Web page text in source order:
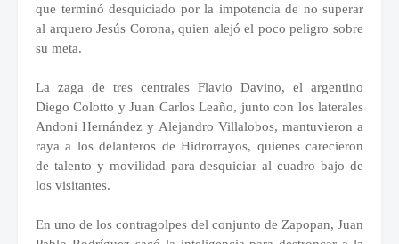
que terminó desquiciado por la impotencia de no superar
al arquero Jesús Corona, quien alejó el poco peligro sobre
su meta.
La zaga de tres centrales Flavio Davino, el argentino
Diego Colotto y Juan Carlos Leaño, junto con los laterales
Andoni Hernández y Alejandro Villalobos, mantuvieron a
raya a los delanteros de Hidrorrayos, quienes carecieron
de talento y movilidad para desquiciar al cuadro bajo de
los visitantes.
En uno de los contragolpes del conjunto de Zapopan, Juan